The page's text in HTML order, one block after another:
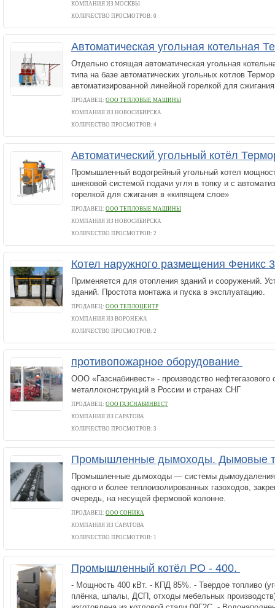
КОМПАНИЯ ИЗ МОСКВЫ
КОЛИЧЕСТВО ПРОСМОТРОВ: 0
Автоматическая угольная котельная
Отдельно стоящая автоматическая угольная
типа на базе автоматических угольных котлов
автоматизированной линейной горелкой для
ПРОДАВЕЦ: ООО ТЕПЛОВЫЕ МАШИНЫ
КОМПАНИЯ ИЗ НОВОСИБИРСКА
КОЛИЧЕСТВО ПРОСМОТРОВ: 4
Автоматический угольный котёл
Промышленный водогрейный угольный котел
шнековой системой подачи угля в топку и с
горелкой для сжигания в «кипящем слое»
ПРОДАВЕЦ: ООО ТЕПЛОВЫЕ МАШИНЫ
КОМПАНИЯ ИЗ НОВОСИБИРСКА
КОЛИЧЕСТВО ПРОСМОТРОВ: 2
Котел наружного размещения Феникс
Применяется для отопления зданий и сооружений.
зданий. Простота монтажа и пуска в эксплуатацию.
ПРОДАВЕЦ: ООО ТЕПЛОЦЕНТР
КОМПАНИЯ ИЗ ВОРОНЕЖА
КОЛИЧЕСТВО ПРОСМОТРОВ: 2
противопожарное оборудование
ООО «Газснабинвест» - производство нефтегазового
металлоконструкций в России и странах СНГ
ПРОДАВЕЦ: ООО ГАЗСНАБИНВЕСТ
КОМПАНИЯ ИЗ САРАТОВА
КОЛИЧЕСТВО ПРОСМОТРОВ: 3
Промышленные дымоходы. Дымовые
Промышленные дымоходы — системы дымоудаления,
одного и более теплоизолированных газоходов,
очередь, на несущей фермовой колонне.
ПРОДАВЕЦ: ООО СОНИКА
КОМПАНИЯ ИЗ САРАТОВА
КОЛИЧЕСТВО ПРОСМОТРОВ: 1
Промышленный котёл PО - 400.
- Мощность 400 кВт. - КПД 85%. - Твердое топливо
плёнка, шпалы, ДСП, отходы мебельных